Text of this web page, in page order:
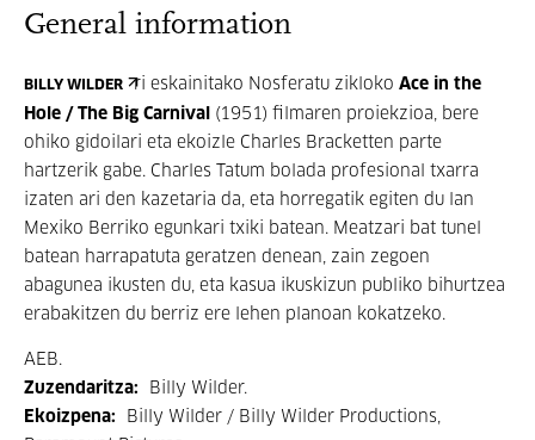
General information
BILLY WILDER ri eskainitako Nosferatu zikloko Ace in the
Hole / The Big Carnival
(1951) filmaren proiekzioa, bere
ohiko gidoilari eta ekoizle Charles Bracketten parte
hartzerik gabe. Charles Tatum bolada profesional txarra
izaten ari den kazetaria da, eta horregatik egiten du lan
Mexiko Berriko egunkari txiki batean. Meatzari bat tunel
batean harrapatuta geratzen denean, zain zegoen
abagunea ikusten du, eta kasua ikuskizun publiko bihurtzea
erabakitzen du berriz ere lehen planoan kokatzeko.
AEB.
Zuzendaritza:
Billy Wilder.
Ekoizpena:
Billy Wilder / Billy Wilder Productions,